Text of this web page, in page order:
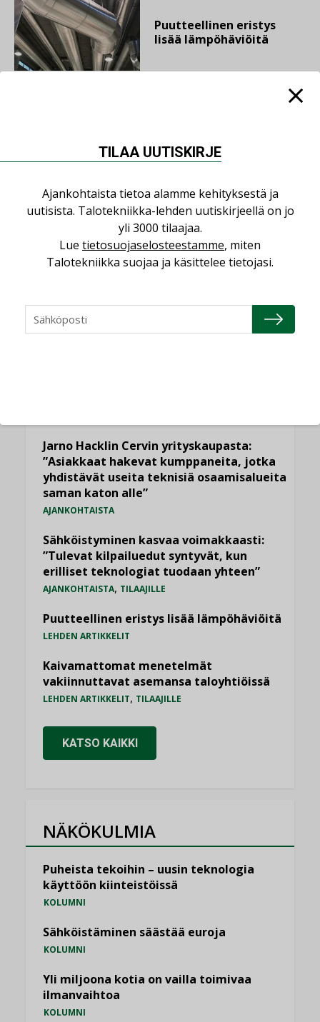
Puutteellinen eristys
lisää lämpöhäviöitä
Sähköistyminen kasvaa
kilpailuedut syntyvät,
kun erilliset
teknologiat tuodaan
yhteen”
LUETUIMMAT UUTISET
Jarno Hacklin Cervin yrityskaupasta:
”Asiakkaat hakevat kumppaneita, jotka
yhdistävät useita teknisiä osaamisalueita
saman katon alle”
AJANKOHTAISTA
Sähköistyminen kasvaa voimakkaasti:
”Tulevat kilpailuedut syntyvät, kun
erilliset teknologiat tuodaan yhteen”
AJANKOHTAISTA, TILAAJILLE
Puutteellinen eristys lisää lämpöhäviöitä
LEHDEN ARTIKKELIT
Kaivamattomat menetelmät
vakiinnuttavat asemansa taloyhtiöissä
LEHDEN ARTIKKELIT, TILAAJILLE
KATSO KAIKKI
NÄKÖKULMIA
Puheista tekoihin – uusin teknologia
käyttöön kiinteistöissä
KOLUMNI
Sähköistäminen säästää euroja
KOLUMNI
Yli miljoona kotia on vailla toimivaa
ilmanvaihtoa
KOLUMNI
TILAA UUTISKIRJE
Ajankohtaista tietoa alamme kehityksestä ja
uutisista. Talotekniikka-lehden uutiskirjeellä on jo
yli 3000 tilaajaa.
Lue tietosuojaselosteestamme, miten
Talotekniikka suojaa ja käsittelee tietojasi.